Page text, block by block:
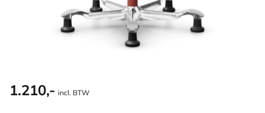
1.210,- incl. BTW